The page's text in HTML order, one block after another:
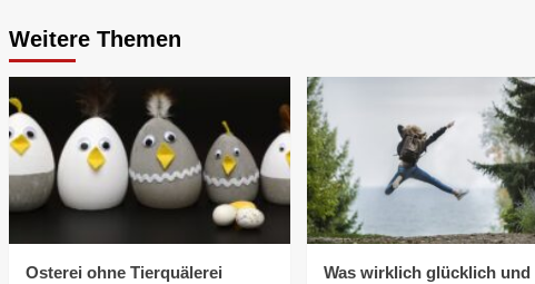
Weitere Themen
Osterei ohne Tierquälerei
Was wirklich glücklich und